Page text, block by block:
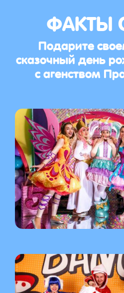
ФАКТЫ
Подарите
сказочный день
с агенством